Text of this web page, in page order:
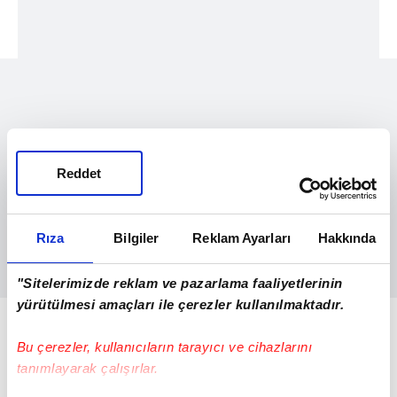
Rıza Bilgiler Reklam Ayarları Hakkında
"Sitelerimizde reklam ve pazarlama faaliyetlerinin
yürütülmesi amaçları ile çerezler kullanılmaktadır.
Bu çerezler, kullanıcıların tarayıcı ve cihazlarını
tanımlayarak çalışırlar.
Reddet
ECZACI KİMLİĞİNİ KULLANARAK YURT
DIŞINA KAÇIRDILAR